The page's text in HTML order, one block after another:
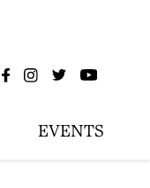
EVENTS